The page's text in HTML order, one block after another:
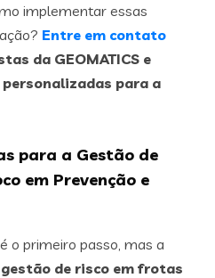
implementar essas
Entre em contato
da GEOMATICS e
para a
para a Gestão de
em Prevenção e
o primeiro passo, mas a
gestão de risco em frotas